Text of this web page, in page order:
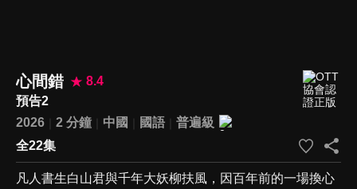
心間錯
8.4
預告2
2026
2 分鐘 中國 國語
普遍級
全22集
凡人書生白山君與千年大妖柳扶風，因百年前的一場換心